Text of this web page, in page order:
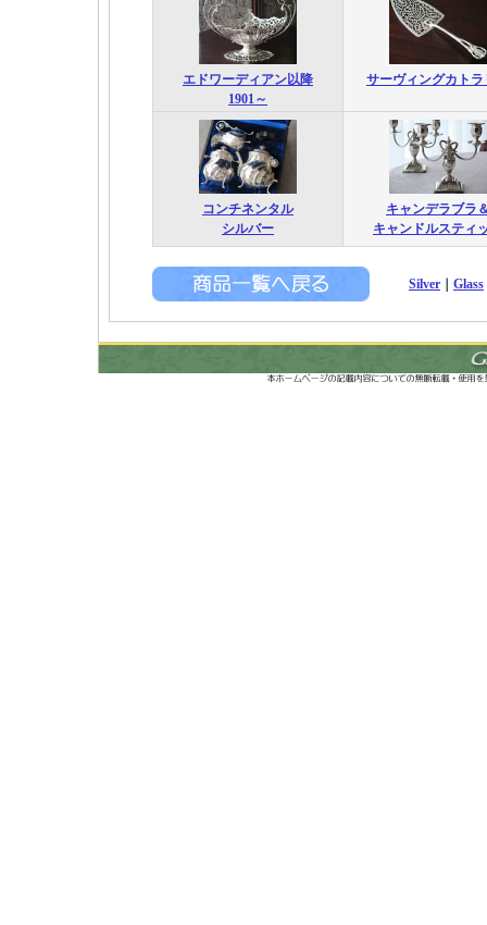
エドワーディアン以降
1901～
サーヴィングカトラ
コンチネンタル
シルバー
キャンデラブラ
キャンドルスティ
Silver Glass